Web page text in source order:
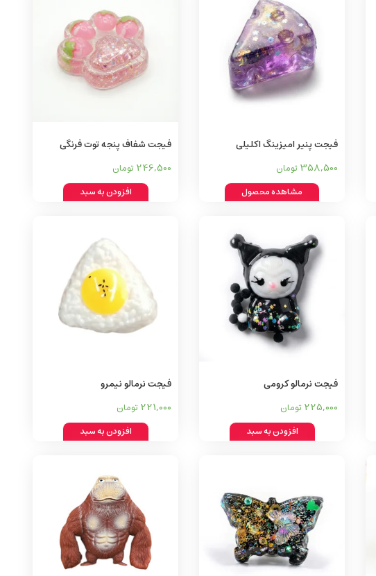
فیجت پنیر امیزینگ اکلیلی
358,500تومان
مشاهده محصول
فیجت شفاف پنجه توت فرنگی
چسبناک
246,500تومان
افزودن به سبد
فیجت نرمالو کرومی
225,000تومان
افزودن به سبد
فیجت نرمالو نیمرو
221,000تومان
افزودن به سبد